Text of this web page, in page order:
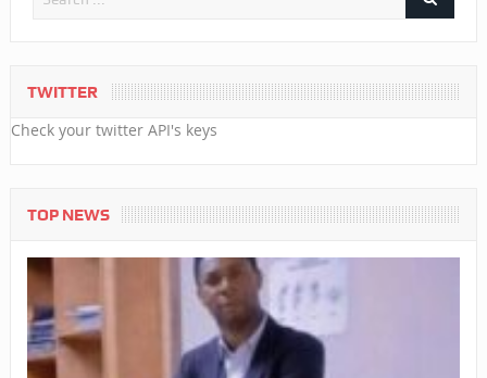
TWITTER
Check your twitter API's keys
TOP NEWS